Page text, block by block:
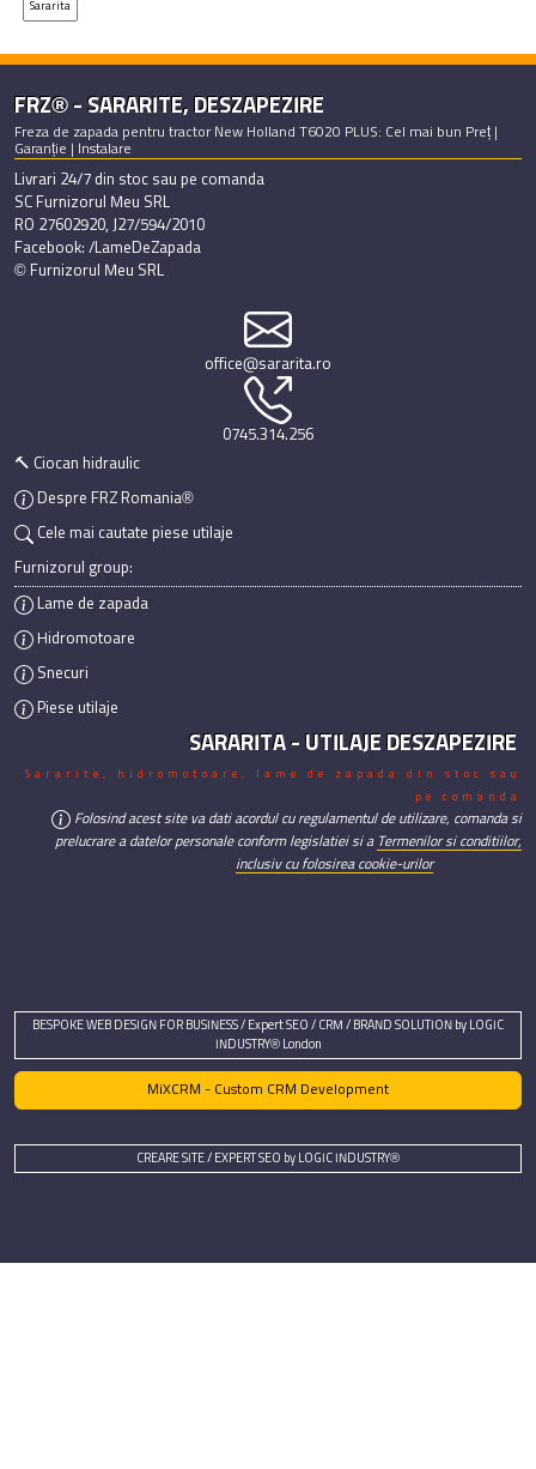
Sararita
FRZ® - SARARITE, DESZAPEZIRE
Freza de zapada pentru tractor New Holland T6020 PLUS: Cel mai bun Preț |
Garanție | Instalare
Livrari 24/7 din stoc sau pe comanda
SC Furnizorul Meu SRL
RO 27602920, J27/594/2010
Facebook: /LameDeZapada
© Furnizorul Meu SRL
office@sararita.ro
0745.314.256
🔨 Ciocan hidraulic
Despre FRZ Romania®
Cele mai cautate piese utilaje
Furnizorul group:
Lame de zapada
Hidromotoare
Snecuri
Piese utilaje
SARARITA - UTILAJE DESZAPEZIRE
Sararite, hidromotoare, lame de zapada din stoc sau
pe comanda
Folosind acest site va dati acordul cu regulamentul de utilizare, comanda si
prelucrare a datelor personale conform legislatiei si a Termenilor si conditiilor,
inclusiv cu folosirea cookie-urilor
BESPOKE WEB DESIGN FOR BUSINESS / Expert SEO / CRM / BRAND SOLUTION by LOGIC
INDUSTRY® London
MiXCRM - Custom CRM Development
CREARE SITE / EXPERT SEO by LOGIC INDUSTRY®